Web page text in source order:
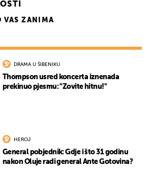
VAS ZANIMA
DRAMA U ŠIBENIKU
Thompson usred koncerta iznenada
prekinuo pjesmu: "Zovite hitnu!"
HEROJ
General pobjednik: Gdje i što 31 godinu
nakon Oluje radi general Ante Gotovina?